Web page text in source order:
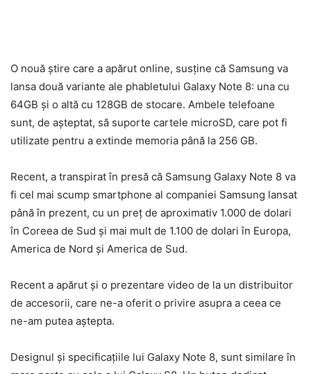
O nouă știre care a apărut online, susține că Samsung va
lansa două variante ale phabletului Galaxy Note 8: una cu
64GB și o altă cu 128GB de stocare. Ambele telefoane
sunt, de așteptat, să suporte cartele microSD, care pot fi
utilizate pentru a extinde memoria până la 256 GB.
Recent, a transpirat în presă că Samsung Galaxy Note 8 va
fi cel mai scump smartphone al companiei Samsung lansat
până în prezent, cu un preț de aproximativ 1.000 de dolari
în Coreea de Sud și mai mult de 1.100 de dolari în Europa,
America de Nord și America de Sud.
Recent a apărut și o prezentare video de la un distribuitor
de accesorii, care ne-a oferit o privire asupra a ceea ce
ne-am putea aștepta.
Designul și specificațiile lui Galaxy Note 8, sunt similare în